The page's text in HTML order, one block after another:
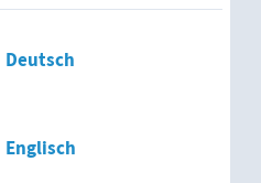
Deutsch
Englisch